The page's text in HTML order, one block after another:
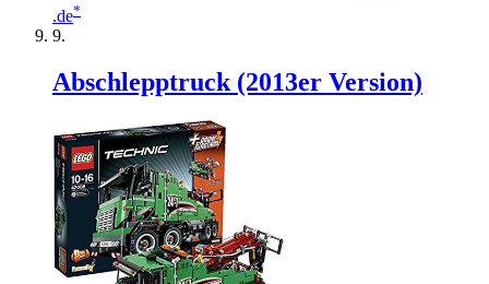
.de*
Abschlepptruck (2013er Version)